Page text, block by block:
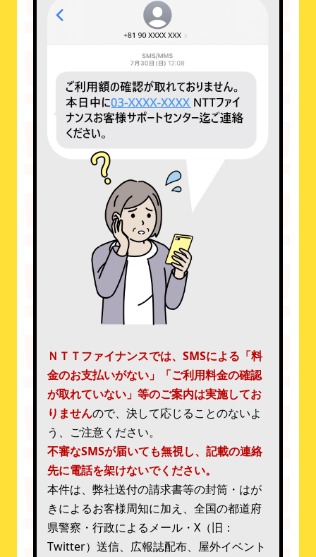
ＮＴＴファイナンスでは、SMSによる「料
金のお支払いがない」「ご利用料金の確認
が取れていない」等のご案内は実施してお
りませんので、決して応じることのないよ
う、ご注意ください。
不審なSMSが届いても無視し、記載の連絡
先に電話を架けないでください。
本件は、弊社送付の請求書等の封筒・はが
きによるお客様周知に加え、全国の都道府
県警察・行政によるメール・X（旧：
Twitter）送信、広報誌配布、屋外イベント